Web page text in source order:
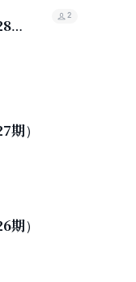
2
期）
期）